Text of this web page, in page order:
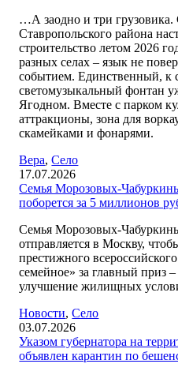
…А заодно и три грузовика.
Ставропольского района
строительство летом 2026
разных селах – язык не
событием. Единственный, к
светомузыкальный фонтан
Ягодном. Вместе с парком
аттракционы, зона для
скамейками и фонарями.
Вера,Село
17.07.2026
Семья Морозовых-
поборется за 5 миллионов
Семья Морозовых-
отправляется в Москву,
престижного
семейное» за главный приз
улучшение жилищных
Новости,Село
03.07.2026
Указом губернатора на
объявлен карантин по